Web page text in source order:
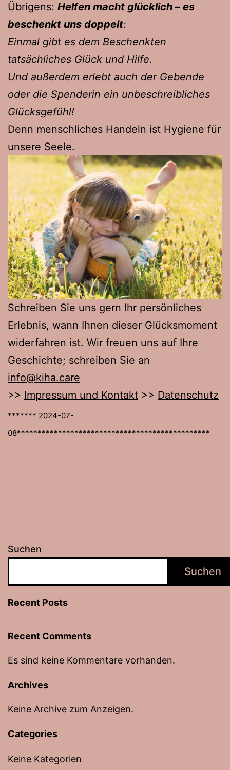
Übrigens: Helfen macht glücklich – es
beschenkt uns doppelt:
Einmal gibt es dem Beschenkten
tatsächliches Glück und Hilfe.
Und außerdem erlebt auch der Gebende
oder die Spenderin ein unbeschreibliches
Glücksgefühl!
Denn menschliches Handeln ist Hygiene für
unsere Seele.
Schreiben Sie uns gern Ihr persönliches
Erlebnis, wann Ihnen dieser Glücksmoment
widerfahren ist. Wir freuen uns auf Ihre
Geschichte; schreiben Sie an
info@kiha.care
>> Impressum und Kontakt >> Datenschutz
******* 2024-07-
08***********************************************
Suchen
Suchen
Recent Posts
Recent Comments
Es sind keine Kommentare vorhanden.
Archives
Keine Archive zum Anzeigen.
Categories
Keine Kategorien